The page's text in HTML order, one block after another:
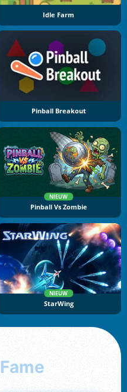
Idle Farm
Pinball Breakout
NIEUW
Pinball Vs Zombie
NIEUW
StarWing
Fame